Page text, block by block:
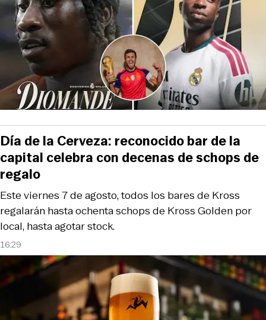
16:29
Este viernes 7 de agosto, todos los bares de Kross
regalarán hasta ochenta schops de Kross Golden por
local, hasta agotar stock.
Día de la Cerveza: reconocido bar de la
capital celebra con decenas de schops de
regalo